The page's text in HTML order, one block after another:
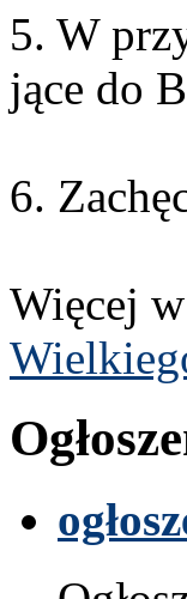
5. W
jące do
6.
Więcej